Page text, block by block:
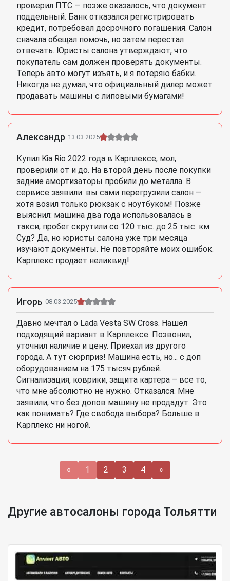
проверил ПТС — позже оказалось, что документ
поддельный. Банк отказался регистрировать
кредит, потребовал досрочного погашения. Салон
сначала обещал помочь, но затем перестал
отвечать. Юристы салона утверждают, что
покупатель сам должен проверять документы.
Теперь авто могут изъять, и я потеряю бабки.
Никогда не думал, что официальный дилер может
продавать машины с липовыми бумагами!
Александр 13.03.2025
Купил Kia Rio 2022 года в Карплексе, мол,
проверили от и до. На второй день после покупки
задние амортизаторы пробили до металла. В
сервисе заявили: вы сами перегрузили салон —
хотя возил только рюкзак с ноутбуком! Позже
выяснил: машина два года использовалась в
такси, пробег скрутили со 120 тыс. до 25 тыс. км.
Суд? Да, но юристы салона уже три месяца
изучают документы. Не повторяйте моих ошибок.
Карплекс продает неликвид!
Игорь 08.03.2025
Давно мечтал о Lada Vesta SW Cross. Нашел
подходящий вариант в Карплексе. Позвонил,
уточнил наличие и цену. Приехал из другого
города. А тут сюрприз! Машина есть, но... с доп
оборудованием на 175 тысяч рублей.
Сигнализация, коврики, защита картера – все то,
что мне абсолютно не нужно. Отказался. Мне
заявили, что без допов машину не продадут. Это
как понимать? Где свобода выбора? Больше в
Карплекс ни ногой.
« 1 2 3 4 »
Другие автосалоны города Тольятти